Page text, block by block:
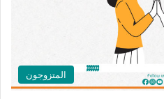
المتزوجون